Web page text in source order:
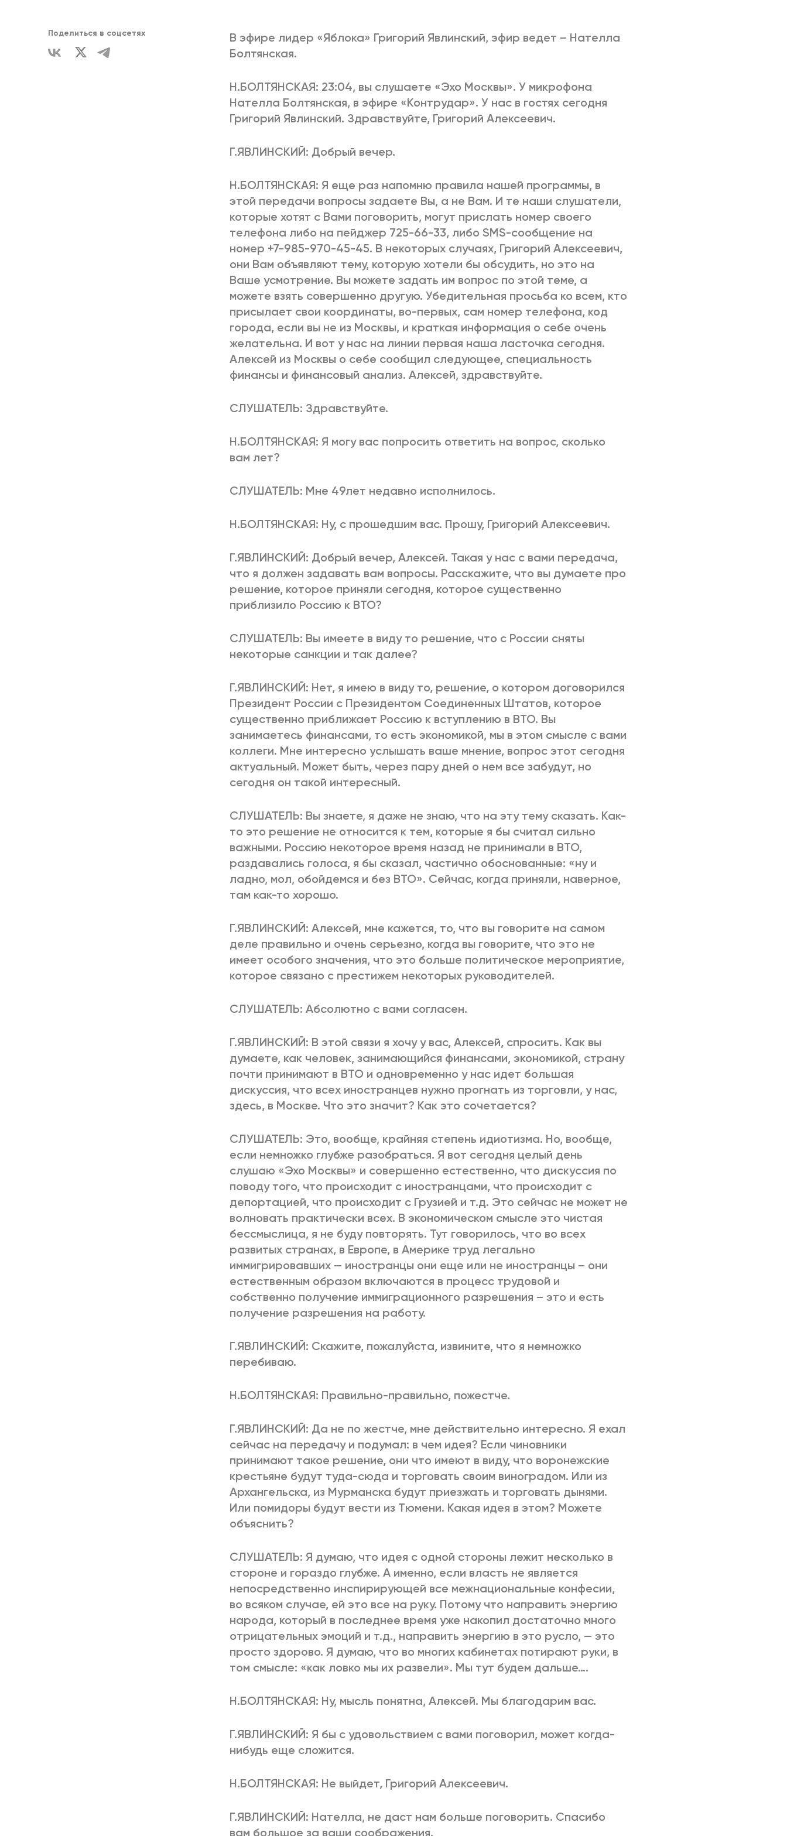
ПОДРОБНЕЕ
ВСЕ КНИГИ
Поделиться в соцсетях
В эфире лидер «Яблока» Григорий Явлинский, эфир ведет – Нателла
Болтянская.
Н.БОЛТЯНСКАЯ: 23:04, вы слушаете «Эхо Москвы». У микрофона
Нателла Болтянская, в эфире «Контрудар». У нас в гостях сегодня
Григорий Явлинский. Здравствуйте, Григорий Алексеевич.
Г.ЯВЛИНСКИЙ: Добрый вечер.
Н.БОЛТЯНСКАЯ: Я еще раз напомню правила нашей программы, в
этой передачи вопросы задаете Вы, а не Вам. И те наши слушатели,
которые хотят с Вами поговорить, могут прислать номер своего
телефона либо на пейджер 725-66-33, либо SMS-сообщение на
номер +7-985-970-45-45. В некоторых случаях, Григорий Алексеевич,
они Вам объявляют тему, которую хотели бы обсудить, но это на
Ваше усмотрение. Вы можете задать им вопрос по этой теме, а
можете взять совершенно другую. Убедительная просьба ко всем, кто
присылает свои координаты, во-первых, сам номер телефона, код
города, если вы не из Москвы, и краткая информация о себе очень
желательна. И вот у нас на линии первая наша ласточка сегодня.
Алексей из Москвы о себе сообщил следующее, специальность
финансы и финансовый анализ. Алексей, здравствуйте.
СЛУШАТЕЛЬ: Здравствуйте.
Н.БОЛТЯНСКАЯ: Я могу вас попросить ответить на вопрос, сколько
вам лет?
СЛУШАТЕЛЬ: Мне 49лет недавно исполнилось.
Н.БОЛТЯНСКАЯ: Ну, с прошедшим вас. Прошу, Григорий Алексеевич.
Г.ЯВЛИНСКИЙ: Добрый вечер, Алексей. Такая у нас с вами передача,
что я должен задавать вам вопросы. Расскажите, что вы думаете про
решение, которое приняли сегодня, которое существенно
приблизило Россию к ВТО?
СЛУШАТЕЛЬ: Вы имеете в виду то решение, что с России сняты
некоторые санкции и так далее?
Г.ЯВЛИНСКИЙ: Нет, я имею в виду то, решение, о котором договорился
Президент России с Президентом Соединенных Штатов, которое
существенно приближает Россию к вступлению в ВТО. Вы
занимаетесь финансами, то есть экономикой, мы в этом смысле с вами
коллеги. Мне интересно услышать ваше мнение, вопрос этот сегодня
актуальный. Может быть, через пару дней о нем все забудут, но
сегодня он такой интересный.
СЛУШАТЕЛЬ: Вы знаете, я даже не знаю, что на эту тему сказать. Как-
то это решение не относится к тем, которые я бы считал сильно
важными. Россию некоторое время назад не принимали в ВТО,
раздавались голоса, я бы сказал, частично обоснованные: «ну и
ладно, мол, обойдемся и без ВТО». Сейчас, когда приняли, наверное,
там как-то хорошо.
Г.ЯВЛИНСКИЙ: Алексей, мне кажется, то, что вы говорите на самом
деле правильно и очень серьезно, когда вы говорите, что это не
имеет особого значения, что это больше политическое мероприятие,
которое связано с престижем некоторых руководителей.
СЛУШАТЕЛЬ: Абсолютно с вами согласен.
Г.ЯВЛИНСКИЙ: В этой связи я хочу у вас, Алексей, спросить. Как вы
думаете, как человек, занимающийся финансами, экономикой, страну
почти принимают в ВТО и одновременно у нас идет большая
дискуссия, что всех иностранцев нужно прогнать из торговли, у нас,
здесь, в Москве. Что это значит? Как это сочетается?
СЛУШАТЕЛЬ: Это, вообще, крайняя степень идиотизма. Но, вообще,
если немножко глубже разобраться. Я вот сегодня целый день
слушаю «Эхо Москвы» и совершенно естественно, что дискуссия по
поводу того, что происходит с иностранцами, что происходит с
депортацией, что происходит с Грузией и т.д. Это сейчас не может не
волновать практически всех. В экономическом смысле это чистая
бессмыслица, я не буду повторять. Тут говорилось, что во всех
развитых странах, в Европе, в Америке труд легально
иммигрировавших — иностранцы они еще или не иностранцы – они
естественным образом включаются в процесс трудовой и
собственно получение иммиграционного разрешения – это и есть
получение разрешения на работу.
Г.ЯВЛИНСКИЙ: Скажите, пожалуйста, извините, что я немножко
перебиваю.
Н.БОЛТЯНСКАЯ: Правильно-правильно, пожестче.
Г.ЯВЛИНСКИЙ: Да не по жестче, мне действительно интересно. Я ехал
сейчас на передачу и подумал: в чем идея? Если чиновники
принимают такое решение, они что имеют в виду, что воронежские
крестьяне будут туда-сюда и торговать своим виноградом. Или из
Архангельска, из Мурманска будут приезжать и торговать дынями.
Или помидоры будут вести из Тюмени. Какая идея в этом? Можете
объяснить?
СЛУШАТЕЛЬ: Я думаю, что идея с одной стороны лежит несколько в
стороне и гораздо глубже. А именно, если власть не является
непосредственно инспирирующей все межнациональные конфесии,
во всяком случае, ей это все на руку. Потому что направить энергию
народа, который в последнее время уже накопил достаточно много
отрицательных эмоций и т.д., направить энергию в это русло, — это
просто здорово. Я думаю, что во многих кабинетах потирают руки, в
том смысле: «как ловко мы их развели». Мы тут будем дальше….
Н.БОЛТЯНСКАЯ: Ну, мысль понятна, Алексей. Мы благодарим вас.
Г.ЯВЛИНСКИЙ: Я бы с удовольствием с вами поговорил, может когда-
нибудь еще сложится.
Н.БОЛТЯНСКАЯ: Не выйдет, Григорий Алексеевич.
Г.ЯВЛИНСКИЙ: Нателла, не даст нам больше поговорить. Спасибо
вам большое за ваши соображения.